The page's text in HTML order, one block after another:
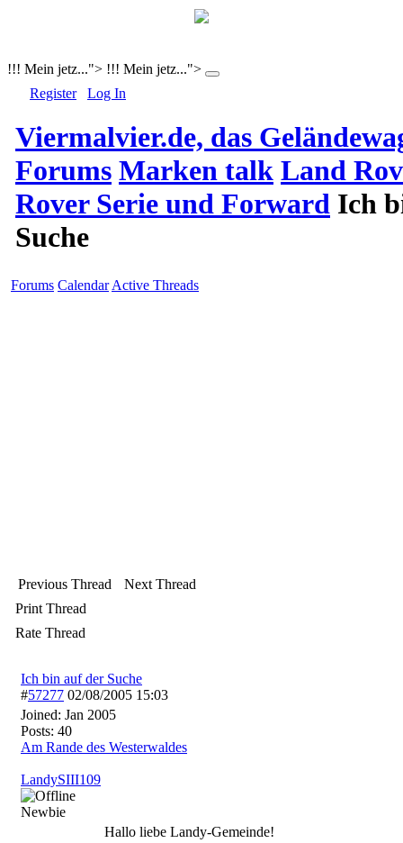
!!! Mein jetz..."> !!! Mein jetz...">
Register
Log In
Viermalvier.de, das
Forums Marken talk Land
Rover Serie und Forward Ich
Suche
Forums Calendar Active Threads
Previous Thread
Next Thread
Print Thread
Rate Thread
Ich bin auf der Suche
#57277 02/08/2005 15:03
Joined: Jan 2005
Posts: 40
Am Rande des Westerwaldes
LandySIII109
Newbie
Hallo liebe Landy-Gemeinde!